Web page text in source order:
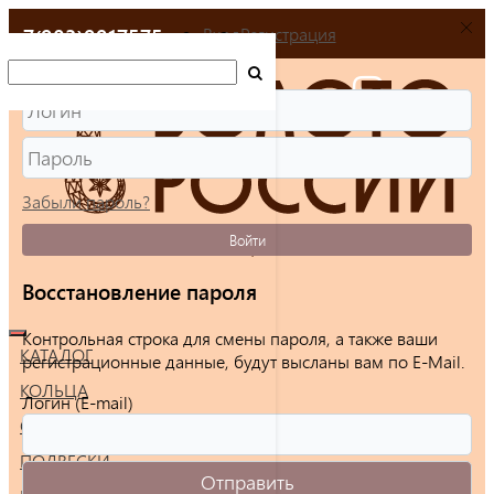
+7(903)9917575
КАТАЛОГ
КОЛЬЦА
СЕРЬГИ
ПОДВЕСКИ
ВходРегистрация
Забыли пароль?
Войти
Восстановление пароля
Контрольная строка для смены пароля, а также ваши
регистрационные данные, будут высланы вам по E-Mail.
Логин (E-mail)